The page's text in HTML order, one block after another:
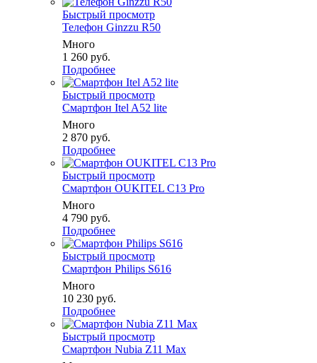
Быстрый просмотр
Телефон Ginzzu R50
Много
1 260 руб.
Подробнее
Быстрый просмотр
Смартфон Itel A52 lite
Много
2 870 руб.
Подробнее
Быстрый просмотр
Смартфон OUKITEL C13 Pro
Много
4 790 руб.
Подробнее
Быстрый просмотр
Смартфон Philips S616
Много
10 230 руб.
Подробнее
Быстрый просмотр
Смартфон Nubia Z11 Max